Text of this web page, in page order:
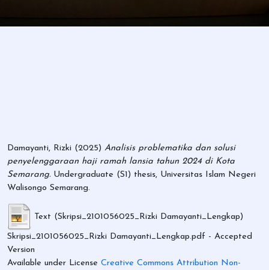
Damayanti, Rizki (2025) Analisis problematika dan solusi
penyelenggaraan haji ramah lansia tahun 2024 di Kota
Semarang. Undergraduate (S1) thesis, Universitas Islam Negeri
Walisongo Semarang.
Text (Skripsi_2101056025_Rizki Damayanti_Lengkap)
Skripsi_2101056025_Rizki Damayanti_Lengkap.pdf - Accepted
Version
Available under License Creative Commons Attribution Non-